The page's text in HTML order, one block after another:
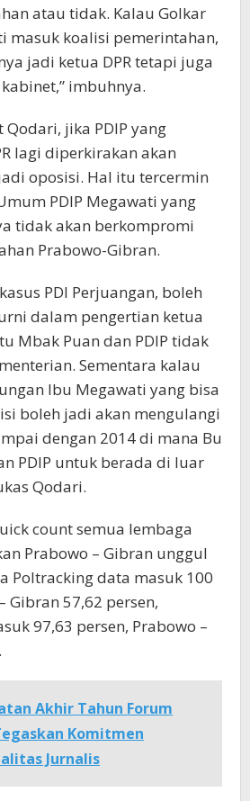
atau tidak. Kalau Golkar
masuk koalisi pemerintahan,
jadi ketua DPR tetapi juga
imbuhnya.
jika PDIP yang
lagi diperkirakan akan
oposisi. Hal itu tercermin
PDIP Megawati yang
tidak akan berkompromi
Prabowo-Gibran.
PDI Perjuangan, boleh
dalam pengertian ketua
Mbak Puan dan PDIP tidak
Sementara kalau
Ibu Megawati yang bisa
boleh jadi akan mengulangi
dengan 2014 di mana Bu
PDIP untuk berada di luar
Qodari.
count semua lembaga
Prabowo – Gibran unggul
Poltracking data masuk 100
Gibran 57,62 persen,
97,63 persen, Prabowo –
Akhir Tahun Forum
Komitmen
Jurnalis